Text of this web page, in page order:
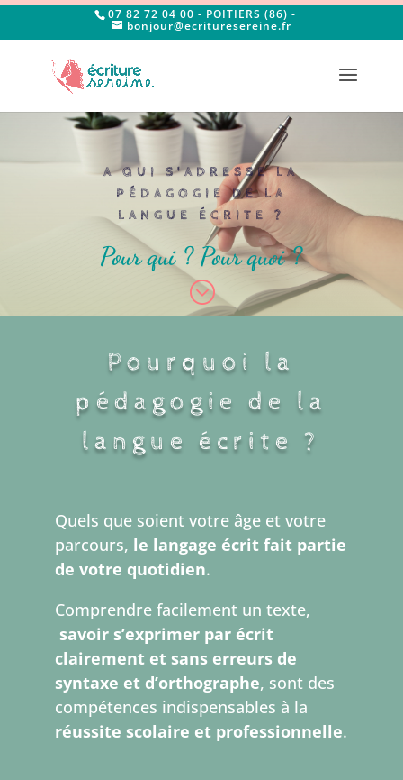
07 82 72 04 00 - POITIERS (86) -
bonjour@ecrituresereine.fr
A QUI S'ADRESSE LA
PÉDAGOGIE DE LA
LANGUE ÉCRITE ?
Pour qui ? Pour quoi ?
;
Pourquoi la
pédagogie de la
langue écrite ?
Quels que soient votre âge et votre
parcours, le langage écrit fait partie
de votre quotidien.
Comprendre facilement un texte,
savoir s’exprimer par écrit
clairement et sans erreurs de
syntaxe et d’orthographe, sont des
compétences indispensables à la
réussite scolaire et professionnelle.